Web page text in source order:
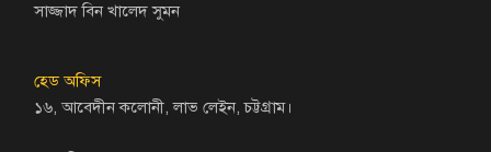
সাজ্জাদ বিন খালেদ সুমন
হেড অফিস
১৬, আবেদীন কলোনী, লাভ লেইন, চট্টগ্রাম।